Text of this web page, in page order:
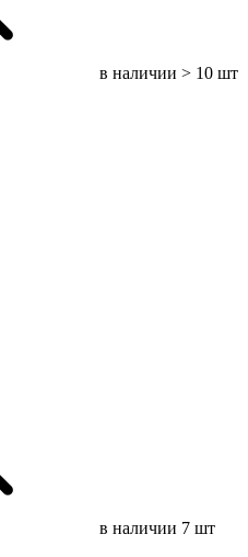
в наличии > 10 шт
в наличии 7 шт